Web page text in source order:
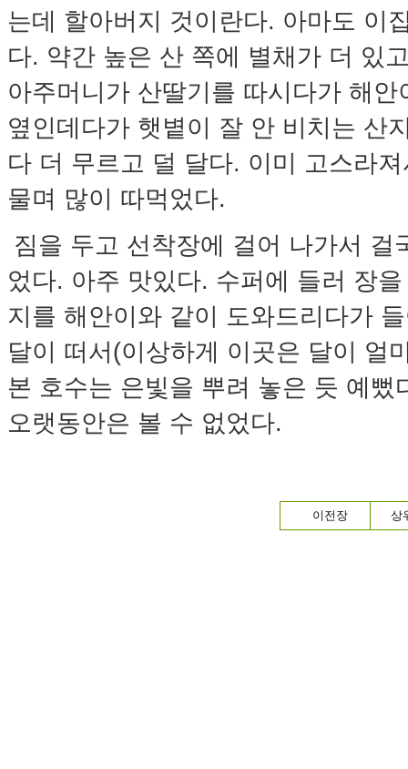
는데 할아버지 것이란다. 아마도 이
다. 약간 높은 산 쪽에 별채가 더 있
아주머니가 산딸기를 따시다가 해
옆인데다가 햇볕이 잘 안 비치는 산
다 더 무르고 덜 달다. 이미 고스라
물며 많이 따먹었다.
짐을 두고 선착장에 걸어 나가서
었다. 아주 맛있다. 수퍼에 들러 장
지를 해안이와 같이 도와드리다가
달이 떠서(이상하게 이곳은 달이 얼
본 호수는 은빛을 뿌려 놓은 듯 예
오랫동안은 볼 수 없었다.
이전장 상